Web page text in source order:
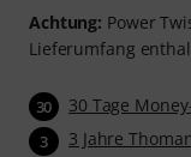
Achtung: Power
Lieferumfang
30 30 Tage
3 3 Jahre